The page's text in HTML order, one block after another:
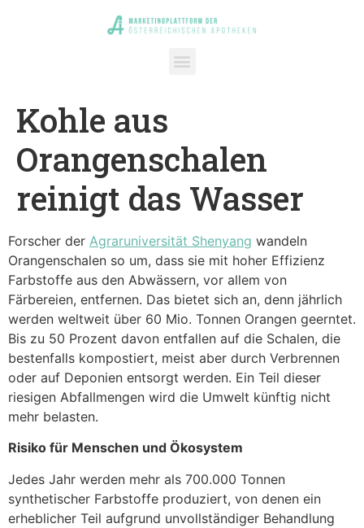
Kohle aus
Orangenschalen
reinigt das Wasser
Forscher der Agraruniversität Shenyang wandeln
Orangenschalen so um, dass sie mit hoher Effizienz
Farbstoffe aus den Abwässern, vor allem von
Färbereien, entfernen. Das bietet sich an, denn jährlich
werden weltweit über 60 Mio. Tonnen Orangen geerntet.
Bis zu 50 Prozent davon entfallen auf die Schalen, die
bestenfalls kompostiert, meist aber durch Verbrennen
oder auf Deponien entsorgt werden. Ein Teil dieser
riesigen Abfallmengen wird die Umwelt künftig nicht
mehr belasten.
Risiko für Menschen und Ökosystem
Jedes Jahr werden mehr als 700.000 Tonnen
synthetischer Farbstoffe produziert, von denen ein
erheblicher Teil aufgrund unvollständiger Behandlung